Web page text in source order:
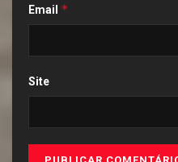
Email *
Site